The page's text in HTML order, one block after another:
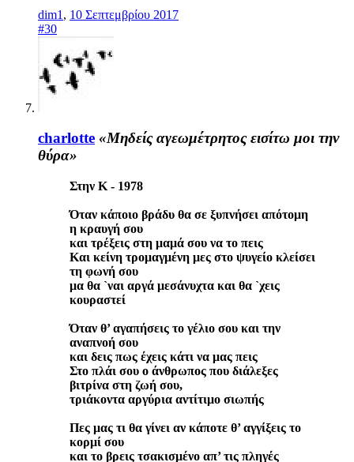
dim1 , 10 Σεπτεμβρίου 2017
#30
charlotte «Μηδείς αγεωμέτρητος εισίτω μοι την
θύρα»
Στην Κ - 1978
Όταν κάποιο βράδυ θα σε ξυπνήσει απότομη
η κραυγή σου
και τρέξεις στη μαμά σου να το πεις
Και κείνη τρομαγμένη μες στο ψυγείο κλείσει
τη φωνή σου
μα θα `ναι αργά μεσάνυχτα και θα `χεις
κουραστεί
Όταν θ’ αγαπήσεις το γέλιο σου και την
αναπνοή σου
και δεις πως έχεις κάτι να μας πεις
Στο πλάι σου ο άνθρωπος που διάλεξες
βιτρίνα στη ζωή σου,
τριάκοντα αργύρια αντίτιμο σιωπής
Πες μας τι θα γίνει αν κάποτε θ’ αγγίξεις το
κορμί σου
και το βρεις τσακισμένο απ’ τις πληγές